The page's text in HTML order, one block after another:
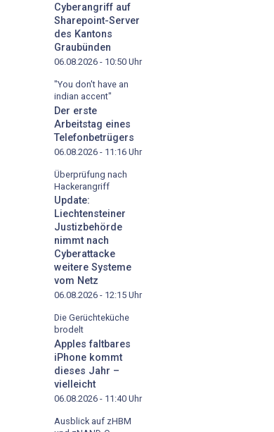
Cyberangriff auf
Sharepoint-Server
des Kantons
Graubünden
06.08.2026 - 10:50 Uhr
"You don't have an
indian accent"
Der erste
Arbeitstag eines
Telefonbetrügers
06.08.2026 - 11:16 Uhr
Überprüfung nach
Hackerangriff
Update:
Liechtensteiner
Justizbehörde
nimmt nach
Cyberattacke
weitere Systeme
vom Netz
06.08.2026 - 12:15 Uhr
Die Gerüchteküche
brodelt
Apples faltbares
iPhone kommt
dieses Jahr –
vielleicht
06.08.2026 - 11:40 Uhr
Ausblick auf zHBM